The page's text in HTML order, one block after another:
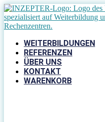
Zum
Inhalt
springen
WEITERBILDUNGEN
REFERENZEN
ÜBER UNS
KONTAKT
WARENKORB